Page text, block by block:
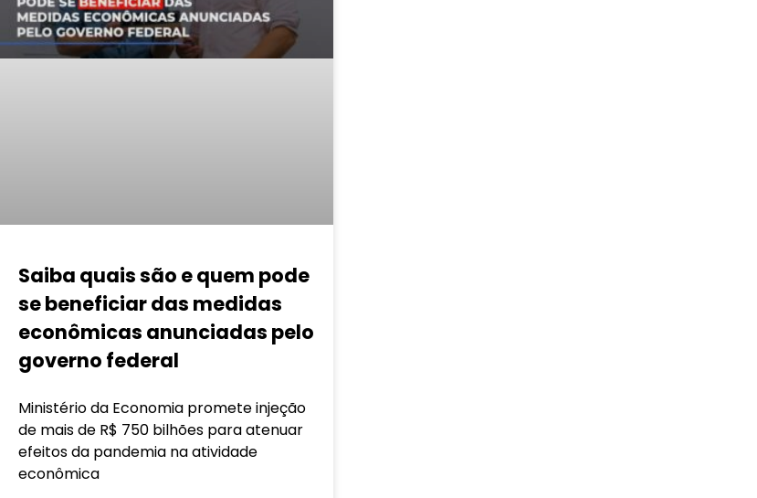
Saiba quais são e quem pode
se beneficiar das medidas
econômicas anunciadas pelo
governo federal
Ministério da Economia promete injeção
de mais de R$ 750 bilhões para atenuar
efeitos da pandemia na atividade
econômica